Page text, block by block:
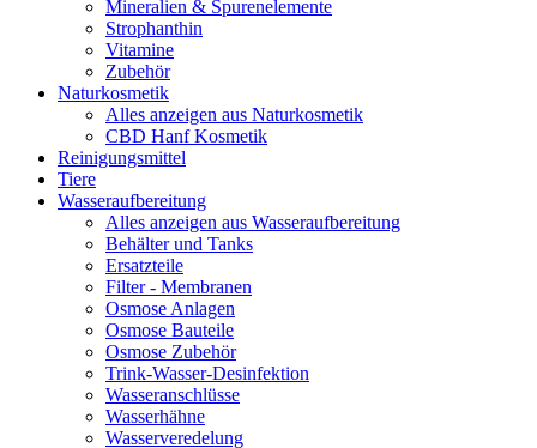
Mineralien & Spurenelemente
Strophanthin
Vitamine
Zubehör
Naturkosmetik
Alles anzeigen aus Naturkosmetik
CBD Hanf Kosmetik
Reinigungsmittel
Tiere
Wasseraufbereitung
Alles anzeigen aus Wasseraufbereitung
Behälter und Tanks
Ersatzteile
Filter - Membranen
Osmose Anlagen
Osmose Bauteile
Osmose Zubehör
Trink-Wasser-Desinfektion
Wasseranschlüsse
Wasserhähne
Wasserveredelung